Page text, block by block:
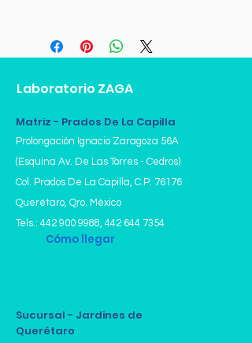
Laboratorio ZAGA
Matriz - Prados De La Capilla
Prolongación Ignacio Zaragoza 56A
(Esquina Av. De Las Torres - Cedros)
Col. Prados De La Capilla, C.P. 76176
Querétaro, Qro. México
Tels.: 442 900 9988, 442 644 7354
Cómo llegar
Sucursal - Jardines de
Querétaro